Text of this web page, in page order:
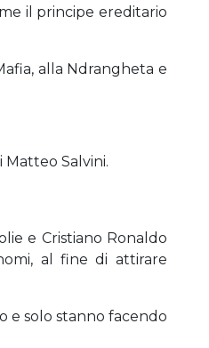
il principe ereditario
alla Ndrangheta e
Salvini.
e Cristiano Ronaldo
al fine di attirare
e solo stanno facendo